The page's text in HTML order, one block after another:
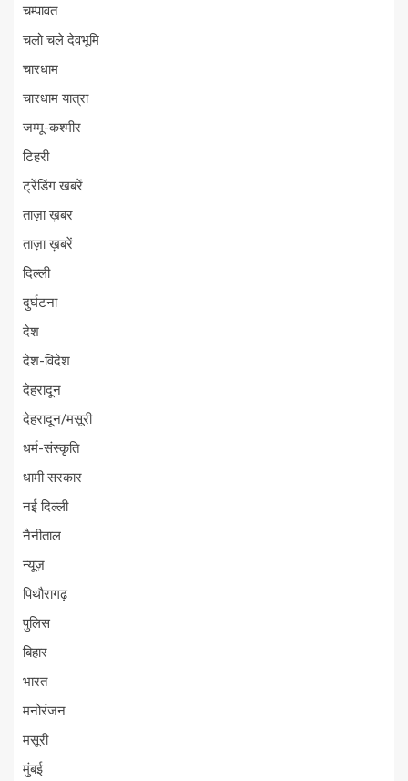
चम्पावत
चलो चले देवभूमि
चारधाम
चारधाम यात्रा
जम्मू-कश्मीर
टिहरी
ट्रेंडिंग खबरें
ताज़ा ख़बर
ताज़ा ख़बरें
दिल्ली
दुर्घटना
देश
देश-विदेश
देहरादून
देहरादून/मसूरी
धर्म-संस्कृति
धामी सरकार
नई दिल्ली
नैनीताल
न्यूज़
पिथौरागढ़
पुलिस
बिहार
भारत
मनोरंजन
मसूरी
मुंबई